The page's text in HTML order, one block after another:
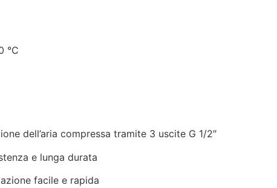
°C
dell’aria compressa tramite 3 uscite G 1/2″
e lunga durata
facile e rapida